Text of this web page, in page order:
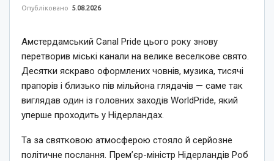
Опубліковано 5.08.2026
Амстердамський Canal Pride цього року знову
перетворив міські канали на велике веселкове свято.
Десятки яскраво оформлених човнів, музика, тисячі
прапорів і близько пів мільйона глядачів — саме так
виглядав один із головних заходів WorldPride, який
уперше проходить у Нідерландах.
Та за святковою атмосферою стояло й серйозне
політичне послання. Прем’єр-міністр Нідерландів Роб